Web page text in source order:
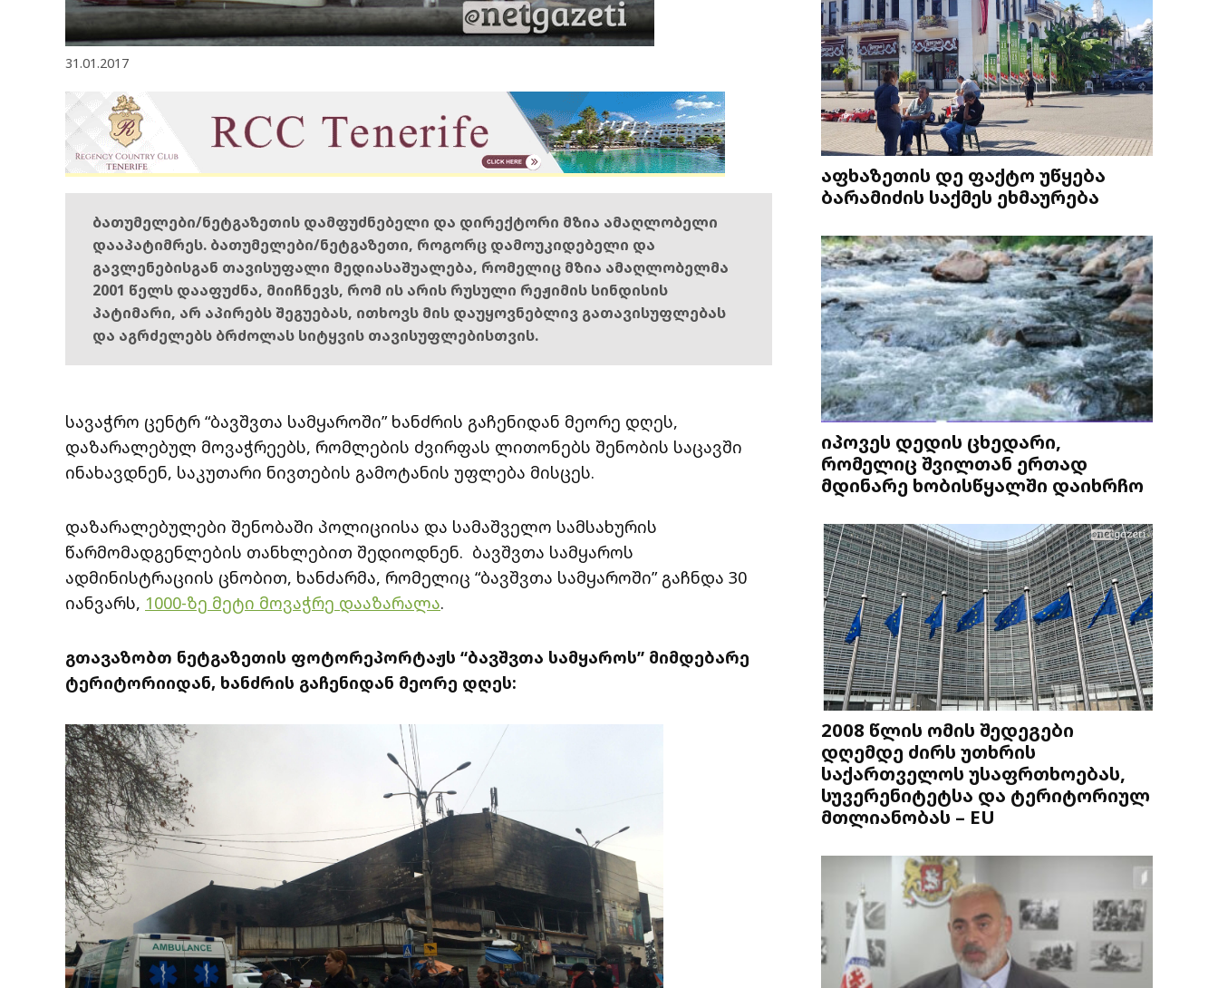
31.01.2017
ბათუმელები/ნეტგაზეთის დამფუძნებელი და დირექტორი მზია ამაღლობელი
დააპატიმრეს. ბათუმელები/ნეტგაზეთი, როგორც დამოუკიდებელი და
გავლენებისგან თავისუფალი მედიასაშუალება, რომელიც მზია ამაღლობელმა
2001 წელს დააფუძნა, მიიჩნევს, რომ ის არის რუსული რეჟიმის სინდისის
პატიმარი, არ აპირებს შეგუებას, ითხოვს მის დაუყოვნებლივ გათავისუფლებას
და აგრძელებს ბრძოლას სიტყვის თავისუფლებისთვის.
სავაჭრო ცენტრ “ბავშვთა სამყაროში” ხანძრის გაჩენიდან მეორე დღეს,
დაზარალებულ მოვაჭრეებს, რომლების ძვირფას ლითონებს შენობის საცავში
ინახავდნენ, საკუთარი ნივთების გამოტანის უფლება მისცეს.
დაზარალებულები შენობაში პოლიციისა და სამაშველო სამსახურის
წარმომადგენლების თანხლებით შედიოდნენ. ბავშვთა სამყაროს
ადმინისტრაციის ცნობით, ხანძარმა, რომელიც “ბავშვთა სამყაროში” გაჩნდა 30
იანვარს, 1000-ზე მეტი მოვაჭრე დააზარალა.
გთავაზობთ ნეტგაზეთის ფოტორეპორტაჟს “ბავშვთა სამყაროს” მიმდებარე
ტერიტორიიდან, ხანძრის გაჩენიდან მეორე დღეს:
აფხაზეთის დე ფაქტო უწყება
ბარამიძის საქმეს ეხმაურება
იპოვეს დედის ცხედარი,
რომელიც შვილთან ერთად
მდინარე ხობისწყალში დაიხრჩო
2008 წლის ომის შედეგები
დღემდე ძირს უთხრის
საქართველოს უსაფრთხოებას,
სუვერენიტეტსა და ტერიტორიულ
მთლიანობას – EU